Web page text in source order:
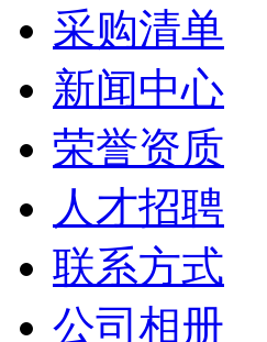
采购清单
新闻中心
荣誉资质
人才招聘
联系方式
公司相册